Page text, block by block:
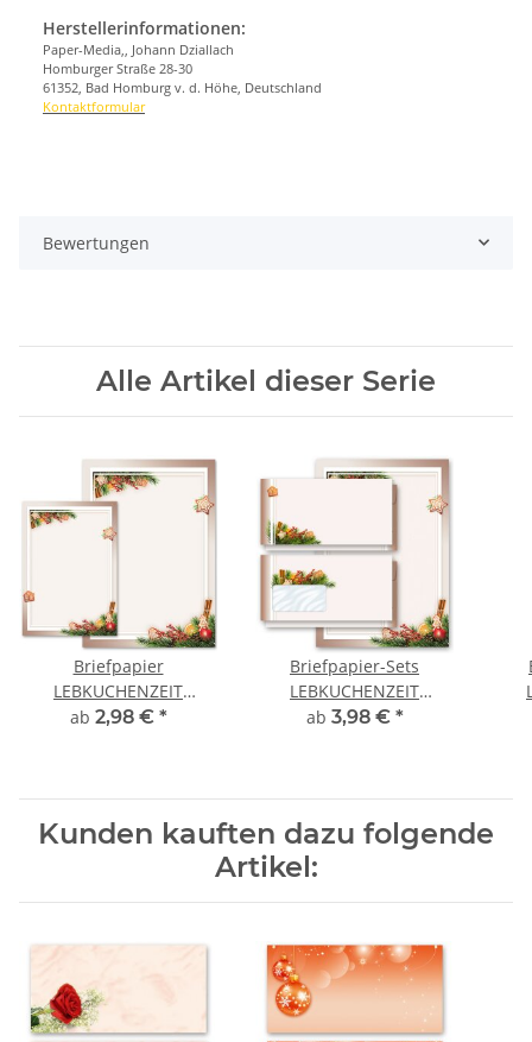
Herstellerinformationen:
Paper-Media,, Johann Dziallach
Homburger Straße 28-30
61352, Bad Homburg v. d. Höhe, Deutschland
Kontaktformular
Bewertungen
Alle Artikel dieser Serie
Briefpapier
LEBKUCHENZEIT
Weihnachtsbriefpapier
ab 2,98 € *
Briefpapier-Sets
LEBKUCHENZEIT
Weihnachtsmotiv
ab 3,98 € *
Kunden kauften dazu folgende
Artikel: